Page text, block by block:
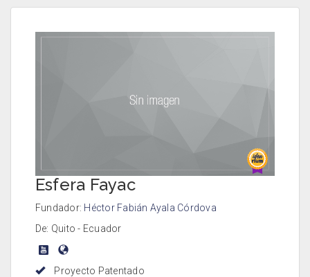
Esfera Fayac
Fundador: Héctor Fabián Ayala Córdova
De: Quito - Ecuador
Proyecto Patentado